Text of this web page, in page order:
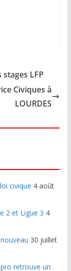
LFP
Civiques à
LOURDES
civique 4 août
2 et Ligue 3 4
30 juillet
retrouve un